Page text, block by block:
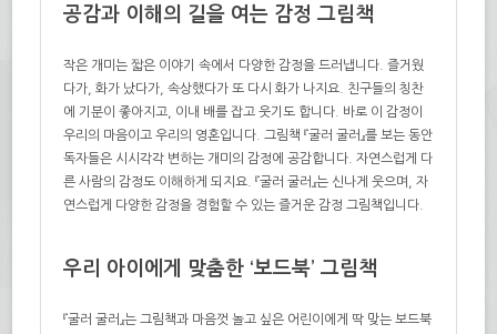
공감과 이해의 길을 여는 감정 그림책
작은 개미는 짧은 이야기 속에서 다양한 감정을 드러냅니다. 즐거웠
다가, 화가 났다가, 속상했다가 또 다시 화가 나지요. 친구들의 칭찬
에 기분이 좋아지고, 이내 배를 잡고 웃기도 합니다. 바로 이 감정이
우리의 마음이고 우리의 영혼입니다. 그림책 『굴러 굴러』를 보는 동안
독자들은 시시각각 변하는 개미의 감정에 공감합니다. 자연스럽게 다
른 사람의 감정도 이해하게 되지요. 『굴러 굴러』는 신나게 웃으며, 자
연스럽게 다양한 감정을 경험할 수 있는 즐거운 감정 그림책입니다.
우리 아이에게 맞춤한 ‘보드북’ 그림책
『굴러 굴러』는 그림책과 마음껏 놀고 싶은 어린이에게 딱 맞는 보드북